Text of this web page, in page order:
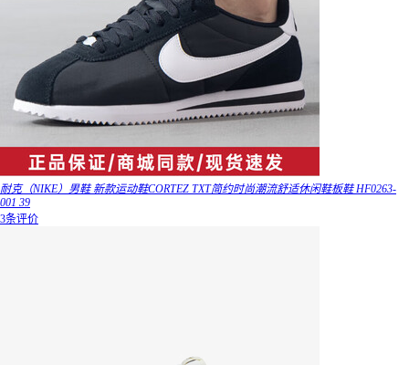
耐克（NIKE）男鞋 新款运动鞋CORTEZ TXT简约时尚潮流舒适休闲鞋板鞋 HF0263-
001 39
3条评价